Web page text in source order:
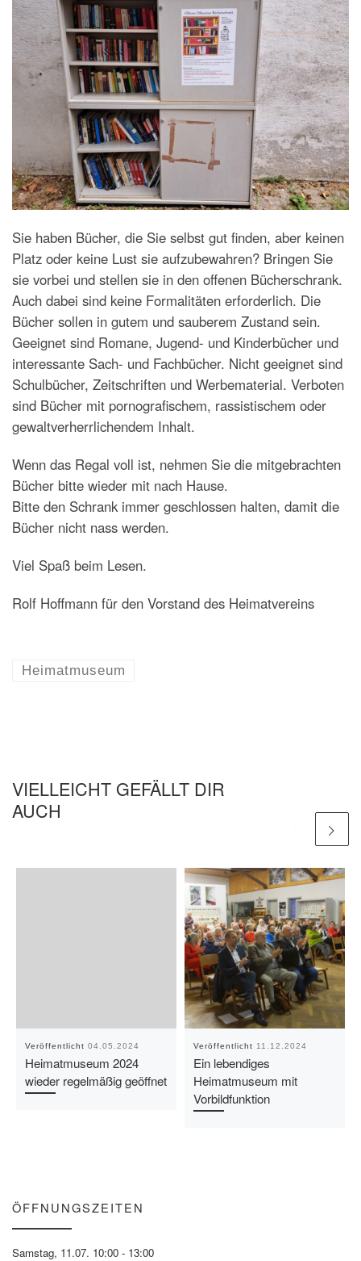
Sie haben Bücher, die Sie selbst gut finden, aber keinen
Platz oder keine Lust sie aufzubewahren? Bringen Sie
sie vorbei und stellen sie in den offenen Bücherschrank.
Auch dabei sind keine Formalitäten erforderlich. Die
Bücher sollen in gutem und sauberem Zustand sein.
Geeignet sind Romane, Jugend- und Kinderbücher und
interessante Sach- und Fachbücher. Nicht geeignet sind
Schulbücher, Zeitschriften und Werbematerial. Verboten
sind Bücher mit pornografischem, rassistischem oder
gewaltverherrlichendem Inhalt.
Wenn das Regal voll ist, nehmen Sie die mitgebrachten
Bücher bitte wieder mit nach Hause.
Bitte den Schrank immer geschlossen halten, damit die
Bücher nicht nass werden.
Viel Spaß beim Lesen.
Rolf Hoffmann für den Vorstand des Heimatvereins
Heimatmuseum
VIELLEICHT GEFÄLLT DIR
AUCH
Veröffentlicht 04.05.2024
Heimatmuseum 2024
wieder regelmäßig geöffnet
Veröffentlicht 11.12.2024
Ein lebendiges
Heimatmuseum mit
Vorbildfunktion
ÖFFNUNGSZEITEN
Samstag, 11.07. 10:00 - 13:00